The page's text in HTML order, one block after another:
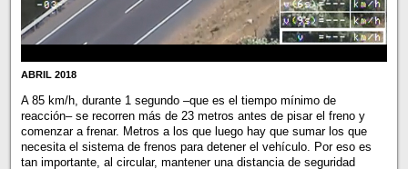
ABRIL 2018
A 85 km/h, durante 1 segundo –que es el tiempo mínimo de
reacción– se recorren más de 23 metros antes de pisar el freno y
comenzar a frenar. Metros a los que luego hay que sumar los que
necesita el sistema de frenos para detener el vehículo. Por eso es
tan importante, al circular, mantener una distancia de seguridad